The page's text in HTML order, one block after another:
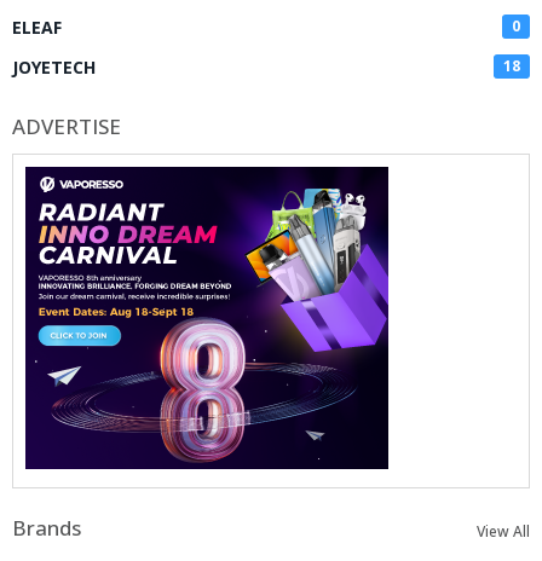
ELEAF 0
JOYETECH 18
ADVERTISE
Brands View All